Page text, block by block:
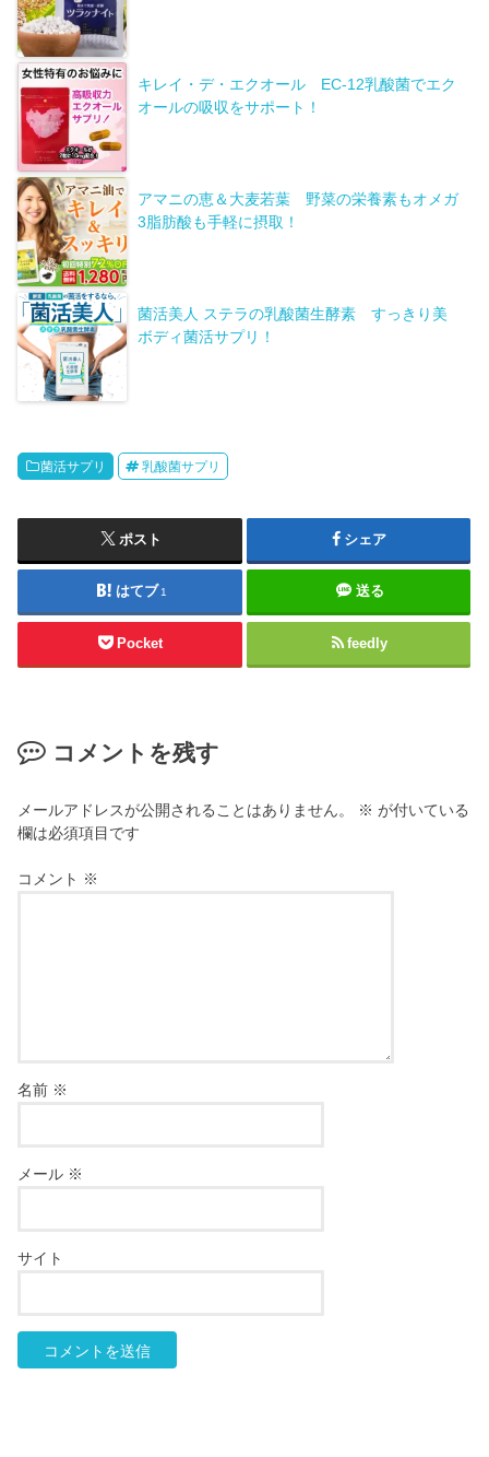
キレイ・デ・エクオール EC-12乳酸菌でエク
オールの吸収をサポート！
アマニの恵＆大麦若葉 野菜の栄養素もオメガ
3脂肪酸も手軽に摂取！
菌活美人 ステラの乳酸菌生酵素 すっきり美
ボディ菌活サプリ！
菌活サプリ 乳酸菌サプリ
ポスト シェア
はてブ1 送る
Pocket feedly
コメントを残す
メールアドレスが公開されることはありません。 ※ が付いている
欄は必須項目です
コメント ※
名前 ※
メール ※
サイト